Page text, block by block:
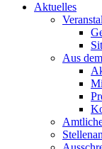
Aktuelles
Aus